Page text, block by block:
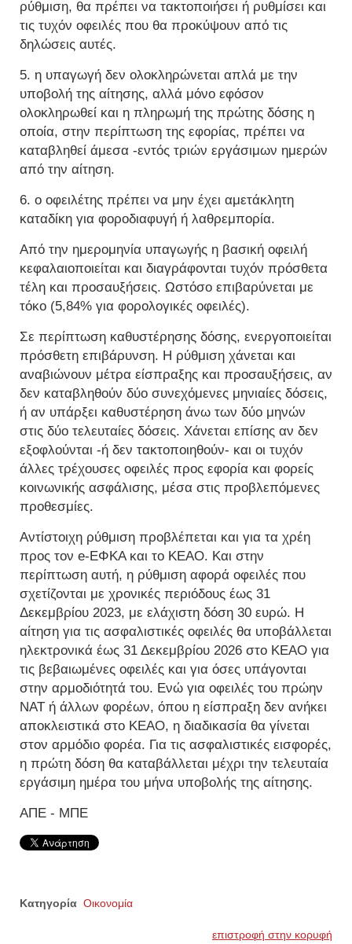
ρύθμιση, θα πρέπει να τακτοποιήσει ή ρυθμίσει και
τις τυχόν οφειλές που θα προκύψουν από τις
δηλώσεις αυτές.
5. η υπαγωγή δεν ολοκληρώνεται απλά με την
υποβολή της αίτησης, αλλά μόνο εφόσον
ολοκληρωθεί και η πληρωμή της πρώτης δόσης η
οποία, στην περίπτωση της εφορίας, πρέπει να
καταβληθεί άμεσα -εντός τριών εργάσιμων ημερών
από την αίτηση.
6. ο οφειλέτης πρέπει να μην έχει αμετάκλητη
καταδίκη για φοροδιαφυγή ή λαθρεμπορία.
Από την ημερομηνία υπαγωγής η βασική οφειλή
κεφαλαιοποιείται και διαγράφονται τυχόν πρόσθετα
τέλη και προσαυξήσεις. Ωστόσο επιβαρύνεται με
τόκο (5,84% για φορολογικές οφειλές).
Σε περίπτωση καθυστέρησης δόσης, ενεργοποιείται
πρόσθετη επιβάρυνση. Η ρύθμιση χάνεται και
αναβιώνουν μέτρα είσπραξης και προσαυξήσεις, αν
δεν καταβληθούν δύο συνεχόμενες μηνιαίες δόσεις,
ή αν υπάρξει καθυστέρηση άνω των δύο μηνών
στις δύο τελευταίες δόσεις. Χάνεται επίσης αν δεν
εξοφλούνται -ή δεν τακτοποιηθούν- και οι τυχόν
άλλες τρέχουσες οφειλές προς εφορία και φορείς
κοινωνικής ασφάλισης, μέσα στις προβλεπόμενες
προθεσμίες.
Αντίστοιχη ρύθμιση προβλέπεται και για τα χρέη
προς τον e-ΕΦΚΑ και το ΚΕΑΟ. Και στην
περίπτωση αυτή, η ρύθμιση αφορά οφειλές που
σχετίζονται με χρονικές περιόδους έως 31
Δεκεμβρίου 2023, με ελάχιστη δόση 30 ευρώ. Η
αίτηση για τις ασφαλιστικές οφειλές θα υποβάλλεται
ηλεκτρονικά έως 31 Δεκεμβρίου 2026 στο ΚΕΑΟ για
τις βεβαιωμένες οφειλές και για όσες υπάγονται
στην αρμοδιότητά του. Ενώ για οφειλές του πρώην
ΝΑΤ ή άλλων φορέων, όπου η είσπραξη δεν ανήκει
αποκλειστικά στο ΚΕΑΟ, η διαδικασία θα γίνεται
στον αρμόδιο φορέα. Για τις ασφαλιστικές εισφορές,
η πρώτη δόση θα καταβάλλεται μέχρι την τελευταία
εργάσιμη ημέρα του μήνα υποβολής της αίτησης.
ΑΠΕ - ΜΠΕ
Κατηγορία Οικονομία
επιστροφή στην κορυφή